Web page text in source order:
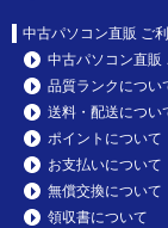
中古パソコン直販 ご
中古パソコン直販
品質ランクについ
送料・配送につい
ポイントについて
お支払いについて
無償交換について
領収書について